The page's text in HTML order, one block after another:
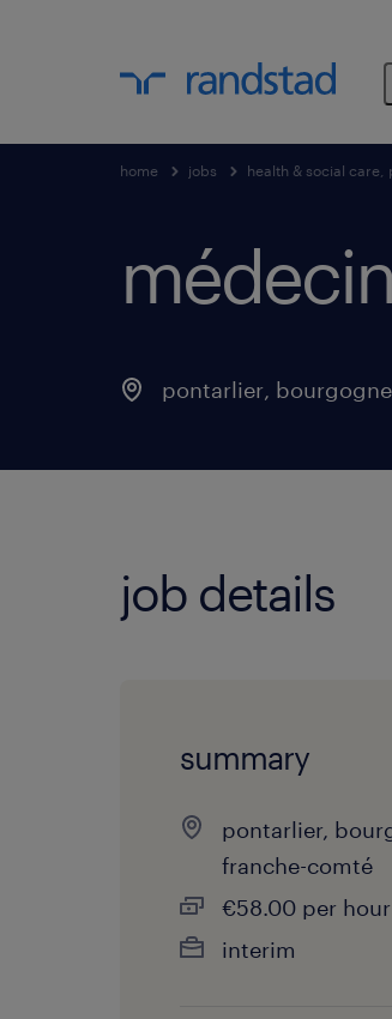
home jobs health & social
pontarlier,
job details
summary
pontarlier,
franche-comté
€58.00 per hour
interim